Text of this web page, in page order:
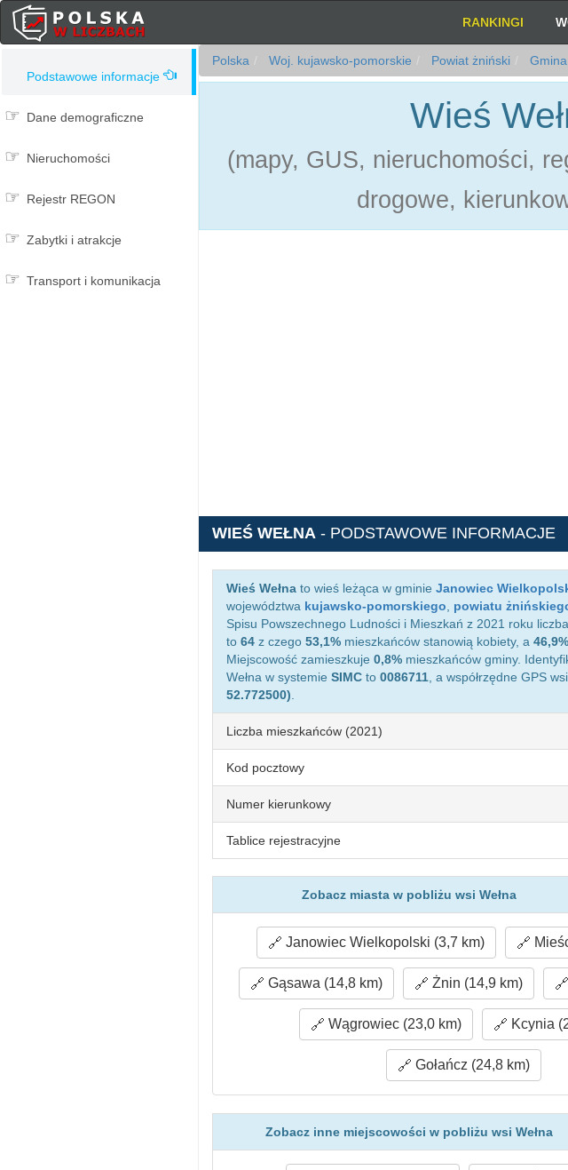
RANKINGI
Podstawowe informacje
Dane demograficzne
Nieruchomości
Rejestr REGON
Zabytki i atrakcje
Transport i komunikacja
Polska Woj. kujawsko-pomorskie Powiat żniński
Wieś
(mapy, GUS, nieruchomości,
drogowe,
WIEŚ WEŁNA - PODSTAWOWE INFORMACJE
Wieś Wełna to wieś leżąca w gminie Janowiec
województwa kujawsko-pomorskiego powiatu
Spisu Powszechnego Ludności i Mieszkań z 2021 roku
to 64 z czego 53,1% mieszkańców stanowią kobiety, a 46,9%
Miejscowość zamieszkuje 0,8% mieszkańców gminy.
Wełna w systemie SIMC to 0086711 , a współrzędne GPS
52.772500)
Liczba mieszkańców (2021)
Kod pocztowy
Numer kierunkowy
Tablice rejestracyjne
Zobacz miasta w pobliżu wsi Wełna
Janowiec Wielkopolski (3,7 km)
Gąsawa (14,8 km) Żnin (14,9 km)
Wągrowiec (23,0 km) Kcynia
Gołańcz (24,8 km)
Zobacz inne miejscowości w pobliżu wsi Wełna